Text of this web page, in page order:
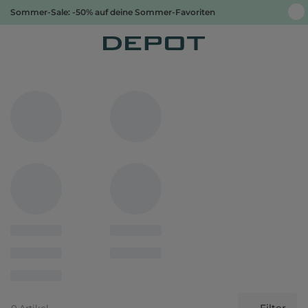
Sommer-Sale: -50% auf deine Sommer-Favoriten